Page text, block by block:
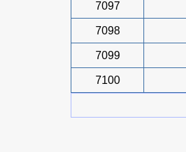
7097
7098
7099
7100